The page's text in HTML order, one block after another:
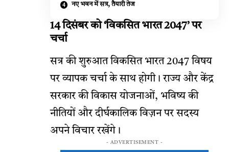
नए भवन में सत्र, तैयारी तेज
14 दिसंबर को ‘विकसित भारत 2047’ पर
चर्चा
सत्र की शुरुआत विकसित भारत 2047 विषय
पर व्यापक चर्चा के साथ होगी। राज्य और केंद्र
सरकार की विकास योजनाओं, भविष्य की
नीतियों और दीर्घकालिक विज़न पर सदस्य
अपने विचार रखेंगे।
- ADVERTISEMENT -